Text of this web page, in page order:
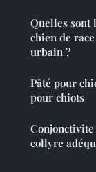
Quelles sont
chien de
urbain ?
Pâté pour
pour chiots
Conjonctivite
collyre